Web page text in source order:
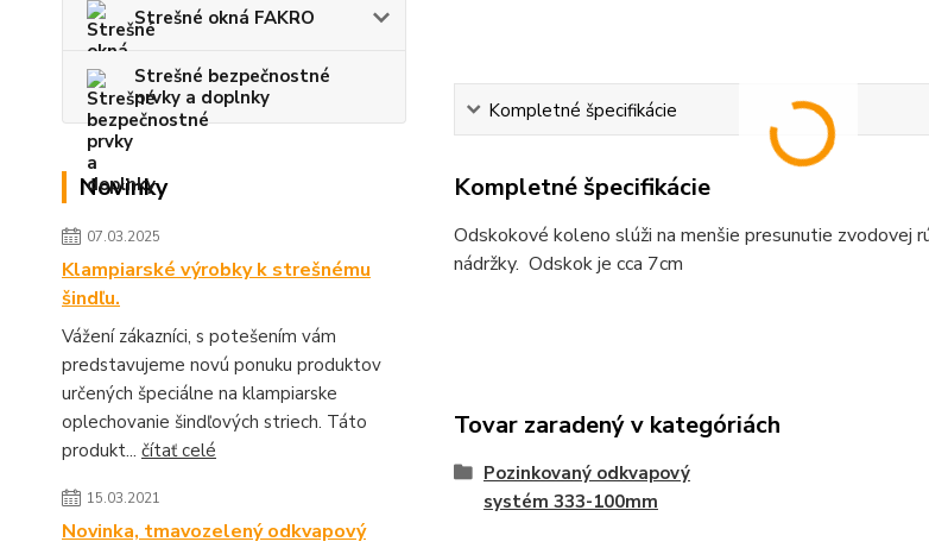
Strešné okná FAKRO
Strešné bezpečnostné
prvky a doplnky
Novinky
07.03.2025
Klampiarské výrobky k strešnému
šindľu.
Vážení zákazníci, s potešením vám
predstavujeme novú ponuku produktov
určených špeciálne na klampiarske
oplechovanie šindľových striech. Táto
produkt... čítať celé
15.03.2021
Novinka, tmavozelený odkvapový
Kompletné špecifikácie
Kompletné špecifikácie
Odskokové koleno slúži na menšie presunutie zvodovej
nádržky. Odskok je cca 7cm
Tovar zaradený v kategóriách
Pozinkovaný odkvapový
systém 333-100mm